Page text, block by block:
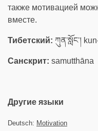
также мотивацией
вместе.
Тибетский: ཀུན་སློང་།
Санскрит: samutthāna
Другие языки
Deutsch: Motivation